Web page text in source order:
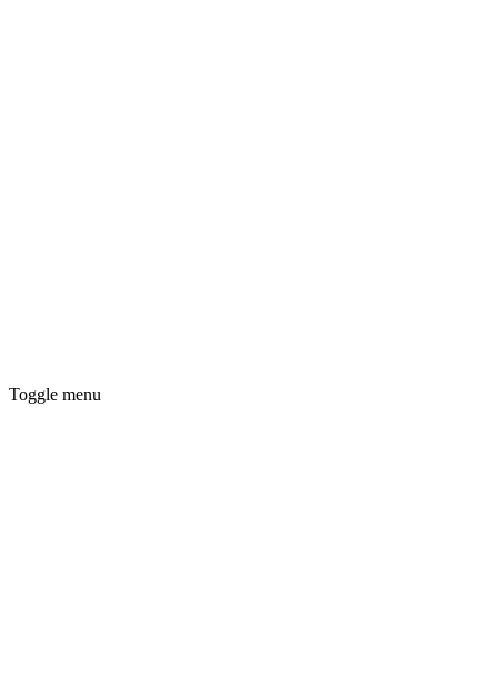
Toggle menu